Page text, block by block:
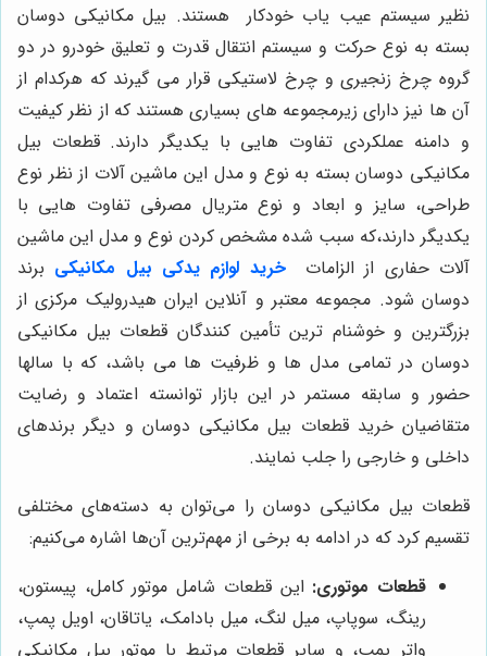
نظیر سیستم عیب یاب خودکار هستند. بیل مکانیکی دوسان
بسته به نوع حرکت و سیستم انتقال قدرت و تعلیق خودرو در دو
گروه چرخ زنجیری و چرخ لاستیکی قرار می گیرند که هرکدام از
آن ها نیز دارای زیرمجموعه های بسیاری هستند که از نظر کیفیت
و دامنه عملکردی تفاوت هایی با یکدیگر دارند. قطعات بیل
مکانیکی دوسان بسته به نوع و مدل این ماشین آلات از نظر نوع
طراحی، سایز و ابعاد و نوع متریال مصرفی تفاوت هایی با
یکدیگر دارند،که سبب شده مشخص کردن نوع و مدل این ماشین
آلات حفاری از الزامات
خرید لوازم یدکی بیل مکانیکی برند
دوسان شود. مجموعه معتبر و آنلاین ایران هیدرولیک مرکزی از
بزرگترین و خوشنام ترین تأمین کنندگان قطعات بیل مکانیکی
دوسان در تمامی مدل ها و ظرفیت ها می باشد، که با سالها
حضور و سابقه مستمر در این بازار توانسته اعتماد و رضایت
متقاضیان خرید قطعات بیل مکانیکی دوسان و دیگر برندهای
داخلی و خارجی را جلب نمایند.
قطعات بیل مکانیکی دوسان را می‌توان به دسته‌های مختلفی
تقسیم کرد که در ادامه به برخی از مهم‌ترین آن‌ها اشاره می‌کنیم:
قطعات موتوری: این قطعات شامل موتور کامل، پیستون،
رینگ، سوپاپ، میل لنگ، میل بادامک، یاتاقان، اویل پمپ،
واتر پمپ، و سایر قطعات مرتبط با موتور بیل مکانیکی